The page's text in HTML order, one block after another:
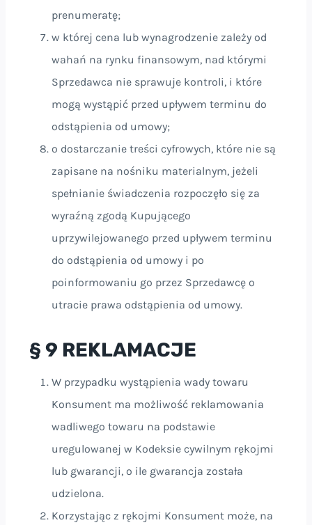
prenumeratę;
w której cena lub wynagrodzenie zależy od
wahań na rynku finansowym, nad którymi
Sprzedawca nie sprawuje kontroli, i które
mogą wystąpić przed upływem terminu do
odstąpienia od umowy;
o dostarczanie treści cyfrowych, które nie są
zapisane na nośniku materialnym, jeżeli
spełnianie świadczenia rozpoczęło się za
wyraźną zgodą Kupującego
uprzywilejowanego przed upływem terminu
do odstąpienia od umowy i po
poinformowaniu go przez Sprzedawcę o
utracie prawa odstąpienia od umowy.
§ 9 REKLAMACJE
W przypadku wystąpienia wady towaru
Konsument ma możliwość reklamowania
wadliwego towaru na podstawie
uregulowanej w Kodeksie cywilnym rękojmi
lub gwarancji, o ile gwarancja została
udzielona.
Korzystając z rękojmi Konsument może, na